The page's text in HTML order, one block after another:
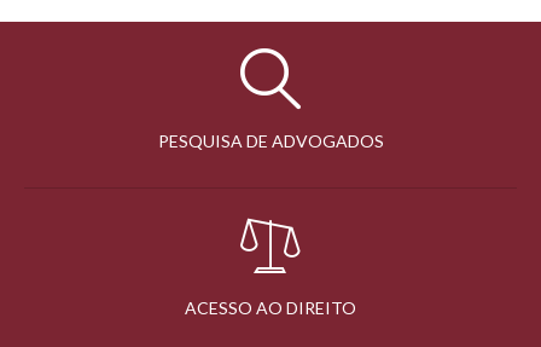
PESQUISA DE ADVOGADOS
ACESSO AO DIREITO